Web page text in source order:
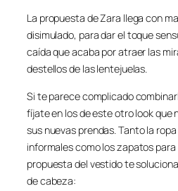
La propuesta de Zara llega con
disimulado, para dar el toque
caída que acaba por atraer las
destellos de las lentejuelas.
Si te parece complicado
fíjate en los de este otro look que
sus nuevas prendas. Tanto la
informales como los zapatos
propuesta del vestido te
de cabeza: